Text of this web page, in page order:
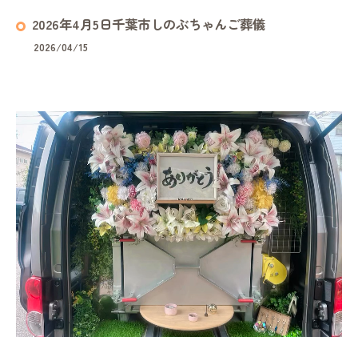
2026年4月5日千葉市しのぶちゃんご葬儀
2026/04/15